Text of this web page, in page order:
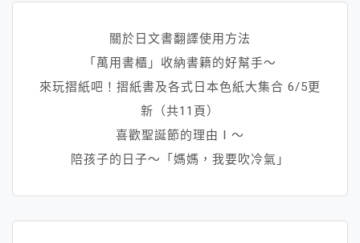
關於日文書翻譯使用方法
「萬用書櫃」收納書籍的好幫手～
來玩摺紙吧！摺紙書及各式日本色紙大集合 6/5更
新（共11頁）
喜歡聖誕節的理由Ⅰ～
陪孩子的日子～「媽媽，我要吹冷氣」